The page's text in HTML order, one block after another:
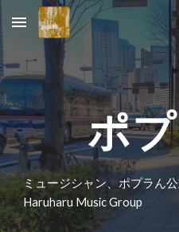
Skip to main content
ポ
ミュージシャン、ポプラん
Haruharu Music Group